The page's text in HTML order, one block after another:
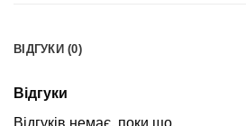
ВІДГУКИ (0)
Відгуки
Відгуків немає, поки що.